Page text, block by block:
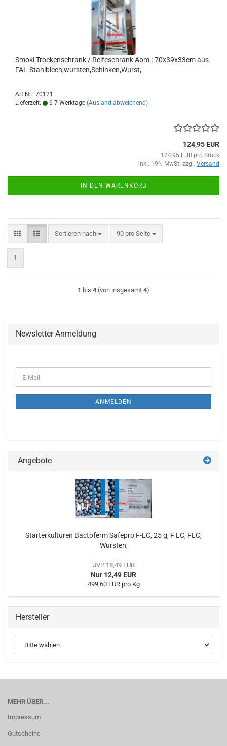
Smoki Trockenschrank / Reifeschrank Abm.: 70x39x33cm aus
FAL-Stahlblech,wursten,Schinken,Wurst,
Art.Nr.: 70121
Lieferzeit:
6-7 Werktage (Ausland abweichend)
124,95 EUR
124,95 EUR pro Stück
inkl. 19% MwSt. zzgl. Versand
IN DEN WARENKORB
Sortieren nach
Sortieren nach 90 pro Seite
pro Seite
1
1 bis 4 (von insgesamt 4)
Newsletter-Anmeldung
ZUR
E-
Mail
ANMELDEN
Angebote
Starterkulturen Bactoferm Safepro F-LC, 25 g, F LC, FLC,
Wursten,
UVP 18,49 EUR
Nur 12,49 EUR
499,60 EUR pro Kg
Hersteller
MEHR ÜBER...
Impressum
Gutscheine